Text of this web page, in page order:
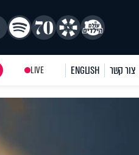
צור קשר ENGLISH
LIVE